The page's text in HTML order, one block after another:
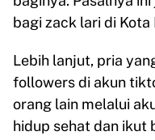
bagi zack lari di
Lebih lanjut, pria
followers di akun
orang lain melalui
hidup sehat dan ikut